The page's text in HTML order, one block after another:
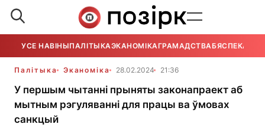
УСЕ НАВІНЫПАЛІТЫКАЭКАНОМІКАГРАМАДСТВАБЯСПЕКА
Палітыка Эканоміка 28.02.2024 21:36
У першым чытанні прыняты законапраект аб
мытным рэгуляванні для працы ва ўмовах
санкцый